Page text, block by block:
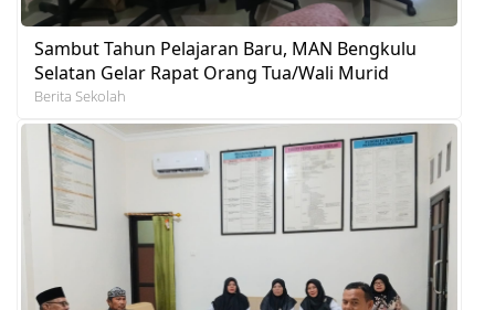
Sambut Tahun Pelajaran Baru, MAN Bengkulu
Selatan Gelar Rapat Orang Tua/Wali Murid
Berita Sekolah